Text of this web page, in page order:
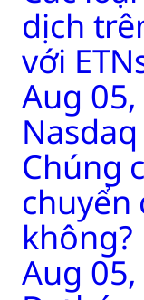
dịch
với
Aug
Chúng
chuyển
không?
Aug